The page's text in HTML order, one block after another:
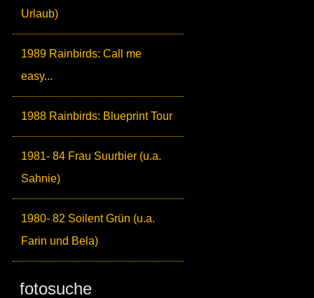
Urlaub)
1989 Rainbirds: Call me
easy...
1988 Rainbirds: Blueprint Tour
1981- 84 Frau Suurbier (u.a.
Sahnie)
1980- 82 Soilent Grün (u.a.
Farin und Bela)
fotosuche